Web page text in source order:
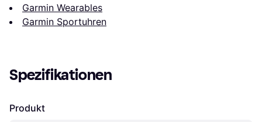
Garmin Wearables
Garmin Sportuhren
Spezifikationen
Produkt